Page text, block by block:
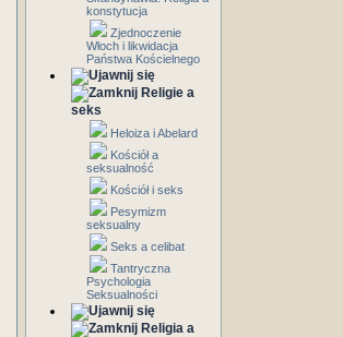
konstytucja
Zjednoczenie
Włoch i likwidacja
Państwa Kościelnego
Religie a
seks
Heloiza i Abelard
Kościół a
seksualność
Kościół i seks
Pesymizm
seksualny
Seks a celibat
Tantryczna
Psychologia
Seksualności
Religia a